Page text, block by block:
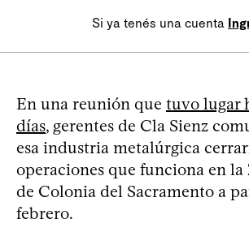
Si ya tenés una cuenta
En una reunión que tuvo lugar
días, gerentes de Cla Sienz
esa industria metalúrgica
operaciones que funciona en la
de Colonia del Sacramento a
febrero.